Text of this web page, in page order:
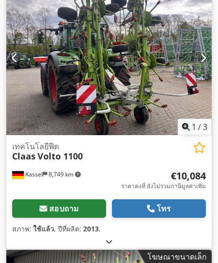
1 /3
Kassel 8,749 km
เทคโนโลยีฟีด
ClaasVolto 1100
€10,084
ราคาคงที่ ยังไม่รวมภาษีมูลค่าเพิ่ม
สอบถาม โทร
สภาพ: ใช้แล้ว, ปีที่ผลิต: 2013,
โฆษณาขนาดเล็ก